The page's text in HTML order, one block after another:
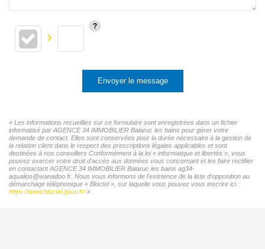
Envoyer le message
« Les informations recueillies sur ce formulaire sont enregistrées dans un fichier
informatisé par AGENCE 34 IMMOBILIER Balaruc les bains pour gérer votre
demande de contact. Elles sont conservées pour la durée nécessaire à la gestion de
la relation client dans le respect des prescriptions légales applicables et sont
destinées à nos conseillers Conformément à la loi « informatique et libertés », vous
pouvez exercer votre droit d'accès aux données vous concernant et les faire rectifier
en contactant AGENCE 34 IMMOBILIER Balaruc les bains ag34-
aqualios@wanadoo.fr. Nous vous informons de l'existence de la liste d'opposition au
démarchage téléphonique « Bloctel », sur laquelle vous pouvez vous inscrire ici :
https://www.bloctel.gouv.fr/»